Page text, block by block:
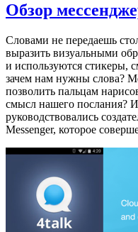
Обзор
Словами не передаешь
выразить визуальными
и используются стикеры,
зачем нам нужны слова?
позволить пальцам
смысл нашего послания?
руководствовались
Messenger, которое